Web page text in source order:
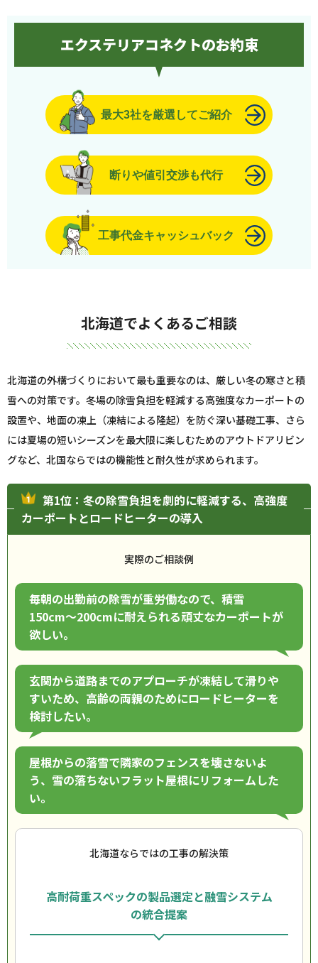
エクステリアコネクトのお約束
最大3社を厳選してご紹介
断りや値引交渉も代行
工事代金キャッシュバック
北海道でよくあるご相談
北海道の外構づくりにおいて最も重要なのは、厳しい冬の寒さと積
雪への対策です。冬場の除雪負担を軽減する高強度なカーポートの
設置や、地面の凍上（凍結による隆起）を防ぐ深い基礎工事、さら
には夏場の短いシーズンを最大限に楽しむためのアウトドアリビン
グなど、北国ならではの機能性と耐久性が求められます。
第1位：冬の除雪負担を劇的に軽減する、高強度
カーポートとロードヒーターの導入
実際のご相談例
毎朝の出勤前の除雪が重労働なので、積雪
150cm〜200cmに耐えられる頑丈なカーポートが
欲しい。
玄関から道路までのアプローチが凍結して滑りや
すいため、高齢の両親のためにロードヒーターを
検討したい。
屋根からの落雪で隣家のフェンスを壊さないよ
う、雪の落ちないフラット屋根にリフォームした
い。
北海道ならではの工事の解決策
高耐荷重スペックの製品選定と融雪システム
の統合提案